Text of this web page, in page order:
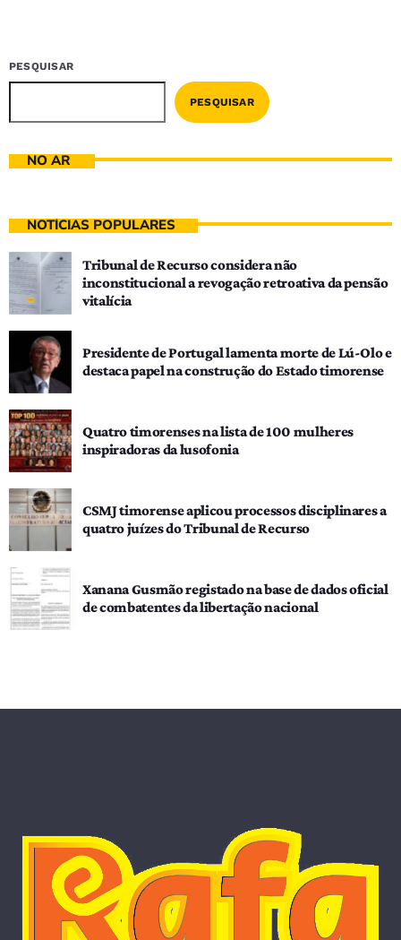
PESQUISAR
PESQUISAR
NO AR
NOTÍCIAS POPULARES
Tribunal de Recurso considera não
inconstitucional a revogação retroativa da pensão
vitalícia
Presidente de Portugal lamenta morte de Lú-Olo e
destaca papel na construção do Estado timorense
Quatro timorenses na lista de 100 mulheres
inspiradoras da lusofonia
CSMJ timorense aplicou processos disciplinares a
quatro juízes do Tribunal de Recurso
Xanana Gusmão registado na base de dados oficial
de combatentes da libertação nacional